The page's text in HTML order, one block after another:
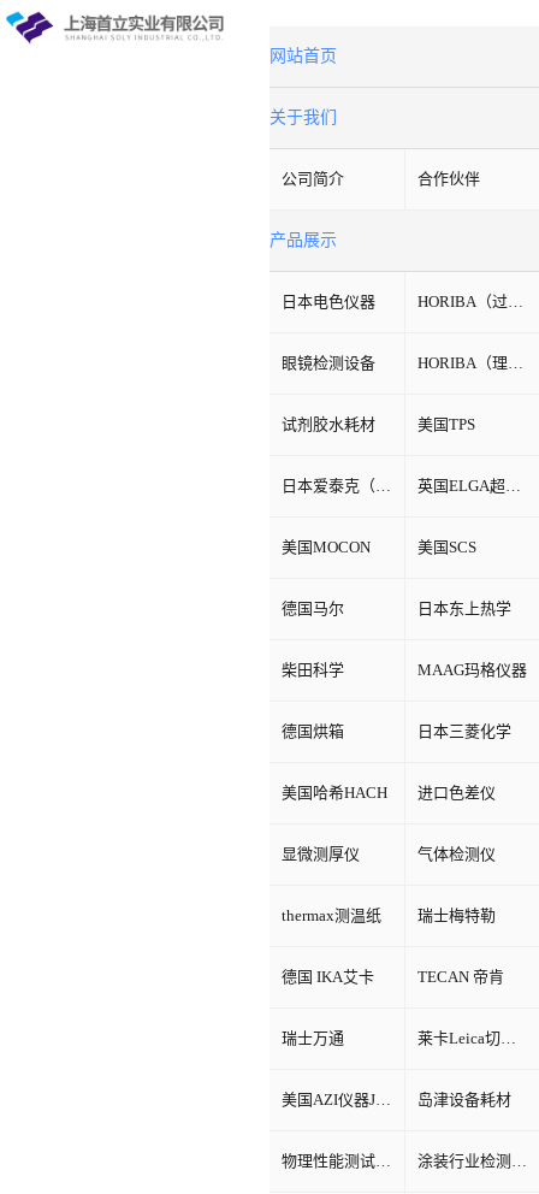
网站首页
关于我们
公司简介 合作伙伴
产品展示
日本电色仪器 HORIBA（过程&环境）
眼镜检测设备 HORIBA（理科学）
试剂胶水耗材 美国TPS
日本爱泰克（ETAC） 英国ELGA超纯水机
美国MOCON 美国SCS
德国马尔 日本东上热学
柴田科学 MAAG玛格仪器
德国烘箱 日本三菱化学
美国哈希HACH 进口色差仪
显微测厚仪 气体检测仪
thermax测温纸 瑞士梅特勒
德国 IKA艾卡 TECAN 帝肯
瑞士万通 莱卡Leica切片机和显微镜
美国AZI仪器Jerome环境检测仪器 岛津设备耗材
物理性能测试仪器 涂装行业检测设备